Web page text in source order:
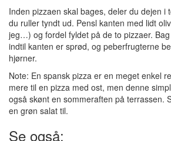
Inden pizzaen skal bages, deler du dejen i
du ruller tyndt ud. Pensl kanten med lidt
jeg…) og fordel fyldet på de to pizzaer.
indtil kanten er sprød, og peberfrugterne
hjørner.
Note: En spansk pizza er en meget enkel
mere til en pizza med ost, men denne
også skønt en sommeraften på terrassen.
en grøn salat til.
Se også: